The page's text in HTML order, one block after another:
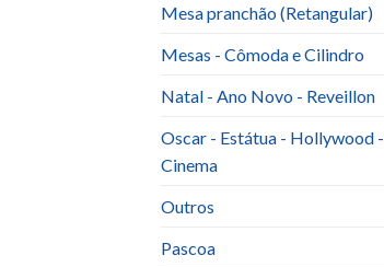
Mesa pranchão (Retangular)
Mesas - Cômoda e Cilindro
Natal - Ano Novo - Reveillon
Oscar - Estátua - Hollywood -
Cinema
Outros
Pascoa